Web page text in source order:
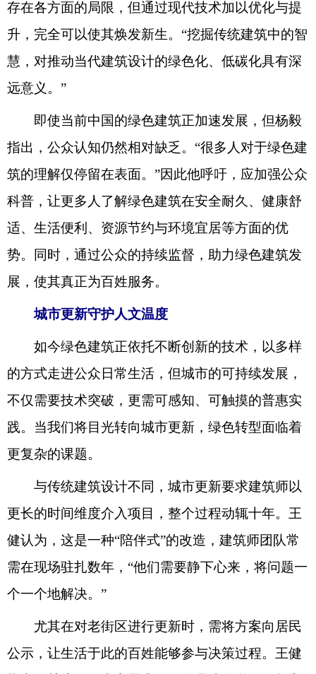
存在各方面的局限，但通过现代技术加以优化与提
升，完全可以使其焕发新生。“挖掘传统建筑中的智
慧，对推动当代建筑设计的绿色化、低碳化具有深
远意义。”
即使当前中国的绿色建筑正加速发展，但杨毅
指出，公众认知仍然相对缺乏。“很多人对于绿色建
筑的理解仅停留在表面。”因此他呼吁，应加强公众
科普，让更多人了解绿色建筑在安全耐久、健康舒
适、生活便利、资源节约与环境宜居等方面的优
势。同时，通过公众的持续监督，助力绿色建筑发
展，使其真正为百姓服务。
城市更新守护人文温度
如今绿色建筑正依托不断创新的技术，以多样
的方式走进公众日常生活，但城市的可持续发展，
不仅需要技术突破，更需可感知、可触摸的普惠实
践。当我们将目光转向城市更新，绿色转型面临着
更复杂的课题。
与传统建筑设计不同，城市更新要求建筑师以
更长的时间维度介入项目，整个过程动辄十年。王
健认为，这是一种“陪伴式”的改造，建筑师团队常
需在现场驻扎数年，“他们需要静下心来，将问题一
个一个地解决。”
尤其在对老街区进行更新时，需将方案向居民
公示，让生活于此的百姓能够参与决策过程。王健